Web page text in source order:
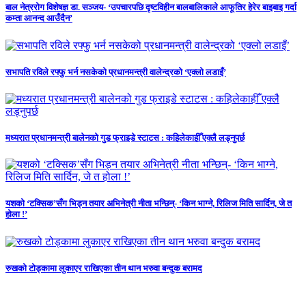
बाल नेत्ररोग विशेषज्ञ डा. सञ्जय- ‘उपचारपछि दृष्टविहीन बालबालिकाले आफूतिर हेरेर बाइबाइ गर्दा
कम्ता आनन्द आउँदैन’
सभापति रविले रफ्फु भर्न नसकेको प्रधानमन्त्री वालेन्द्रको ‘एक्लो लडाइँ’
मध्यरात प्रधानमन्त्री बालेनको गुड फ्राइडे स्टाटस : कहिलेकाहीँ एक्लै लड्नुपर्छ
यशको ‘टक्सिक’सँग भिड्न तयार अभिनेत्री नीता भन्छिन्- ‘किन भाग्ने, रिलिज मिति सार्दिन, जे त
होला !’
रुखको टोड्कामा लुकाएर राखिएका तीन थान भरुवा बन्दुक बरामद